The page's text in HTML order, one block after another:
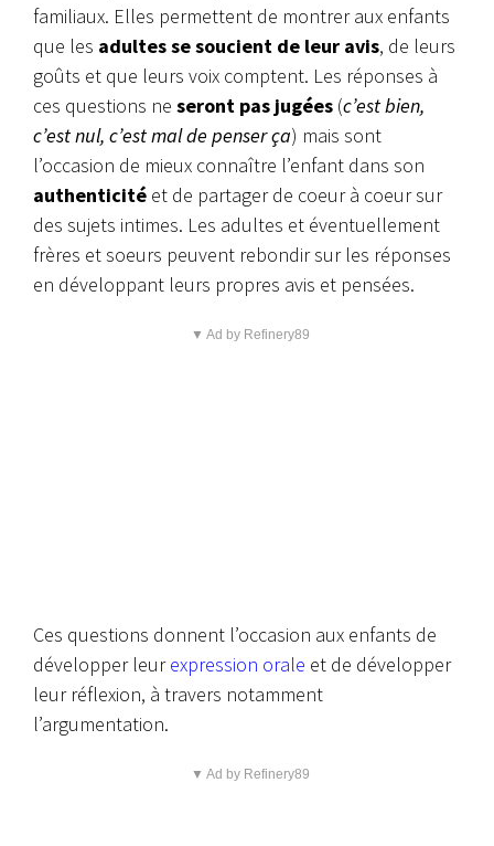
familiaux. Elles permettent de montrer aux enfants
que les adultes se soucient de leur avis, de leurs
goûts et que leurs voix comptent. Les réponses à
ces questions ne seront pas jugées (c’est bien,
c’est nul, c’est mal de penser ça) mais sont
l’occasion de mieux connaître l’enfant dans son
authenticité et de partager de coeur à coeur sur
des sujets intimes. Les adultes et éventuellement
frères et soeurs peuvent rebondir sur les réponses
en développant leurs propres avis et pensées.
▼ Ad by Refinery89
Ces questions donnent l’occasion aux enfants de
développer leurexpression orale et de développer
leur réflexion, à travers notamment
l’argumentation.
▼ Ad by Refinery89